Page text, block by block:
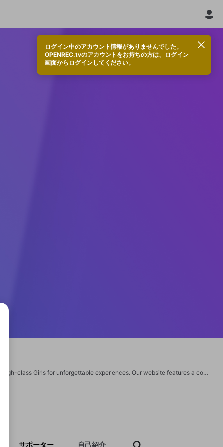
ログイン中のアカウント情報がありませんでした。
OPENREC.tvのアカウントをお持ちの方は、ログイン
画面からログインしてください。
GfGals is the premier call girls directory Website in India, connecting clients with high-class Girls for unforgettable experiences. Our website features a comprehensive directory of verified profiles, ensuring the utmost discretion and satisfaction for our users. Whether you are looking for a dinner date, a travel companion, or an intimate encounter, GfGals has you covered. Our professional and user-friendly platform makes it easy to browse and book your preferred call girl with just a few clicks. Trust GfGals to provide you with top-notch service and an unparalleled selection of Call girls in India. https://www.gfgals.com/ https://www.gfgals.com/call-girls/bangalore https://www.gfgals.com/call-girls/delhi https://www.gfgals.com/call-girls/ahmedabad
サポーター 自己紹介